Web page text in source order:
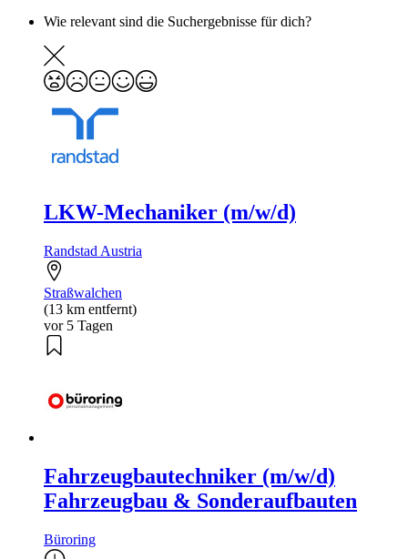
Wie relevant sind die Suchergebnisse für dich?
LKW-Mechaniker (m/w/d)
Randstad Austria
Straßwalchen
(13 km entfernt)
vor 5 Tagen
Fahrzeugbautechniker (m/w/d)
Fahrzeugbau & Sonderaufbauten
Büroring